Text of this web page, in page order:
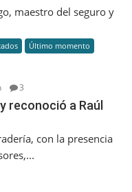
maestro del seguro y
Último momento
3
reconoció a Raúl
con la presencia